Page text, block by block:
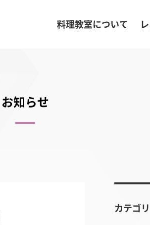
料理教室について
お知らせ
カテゴ